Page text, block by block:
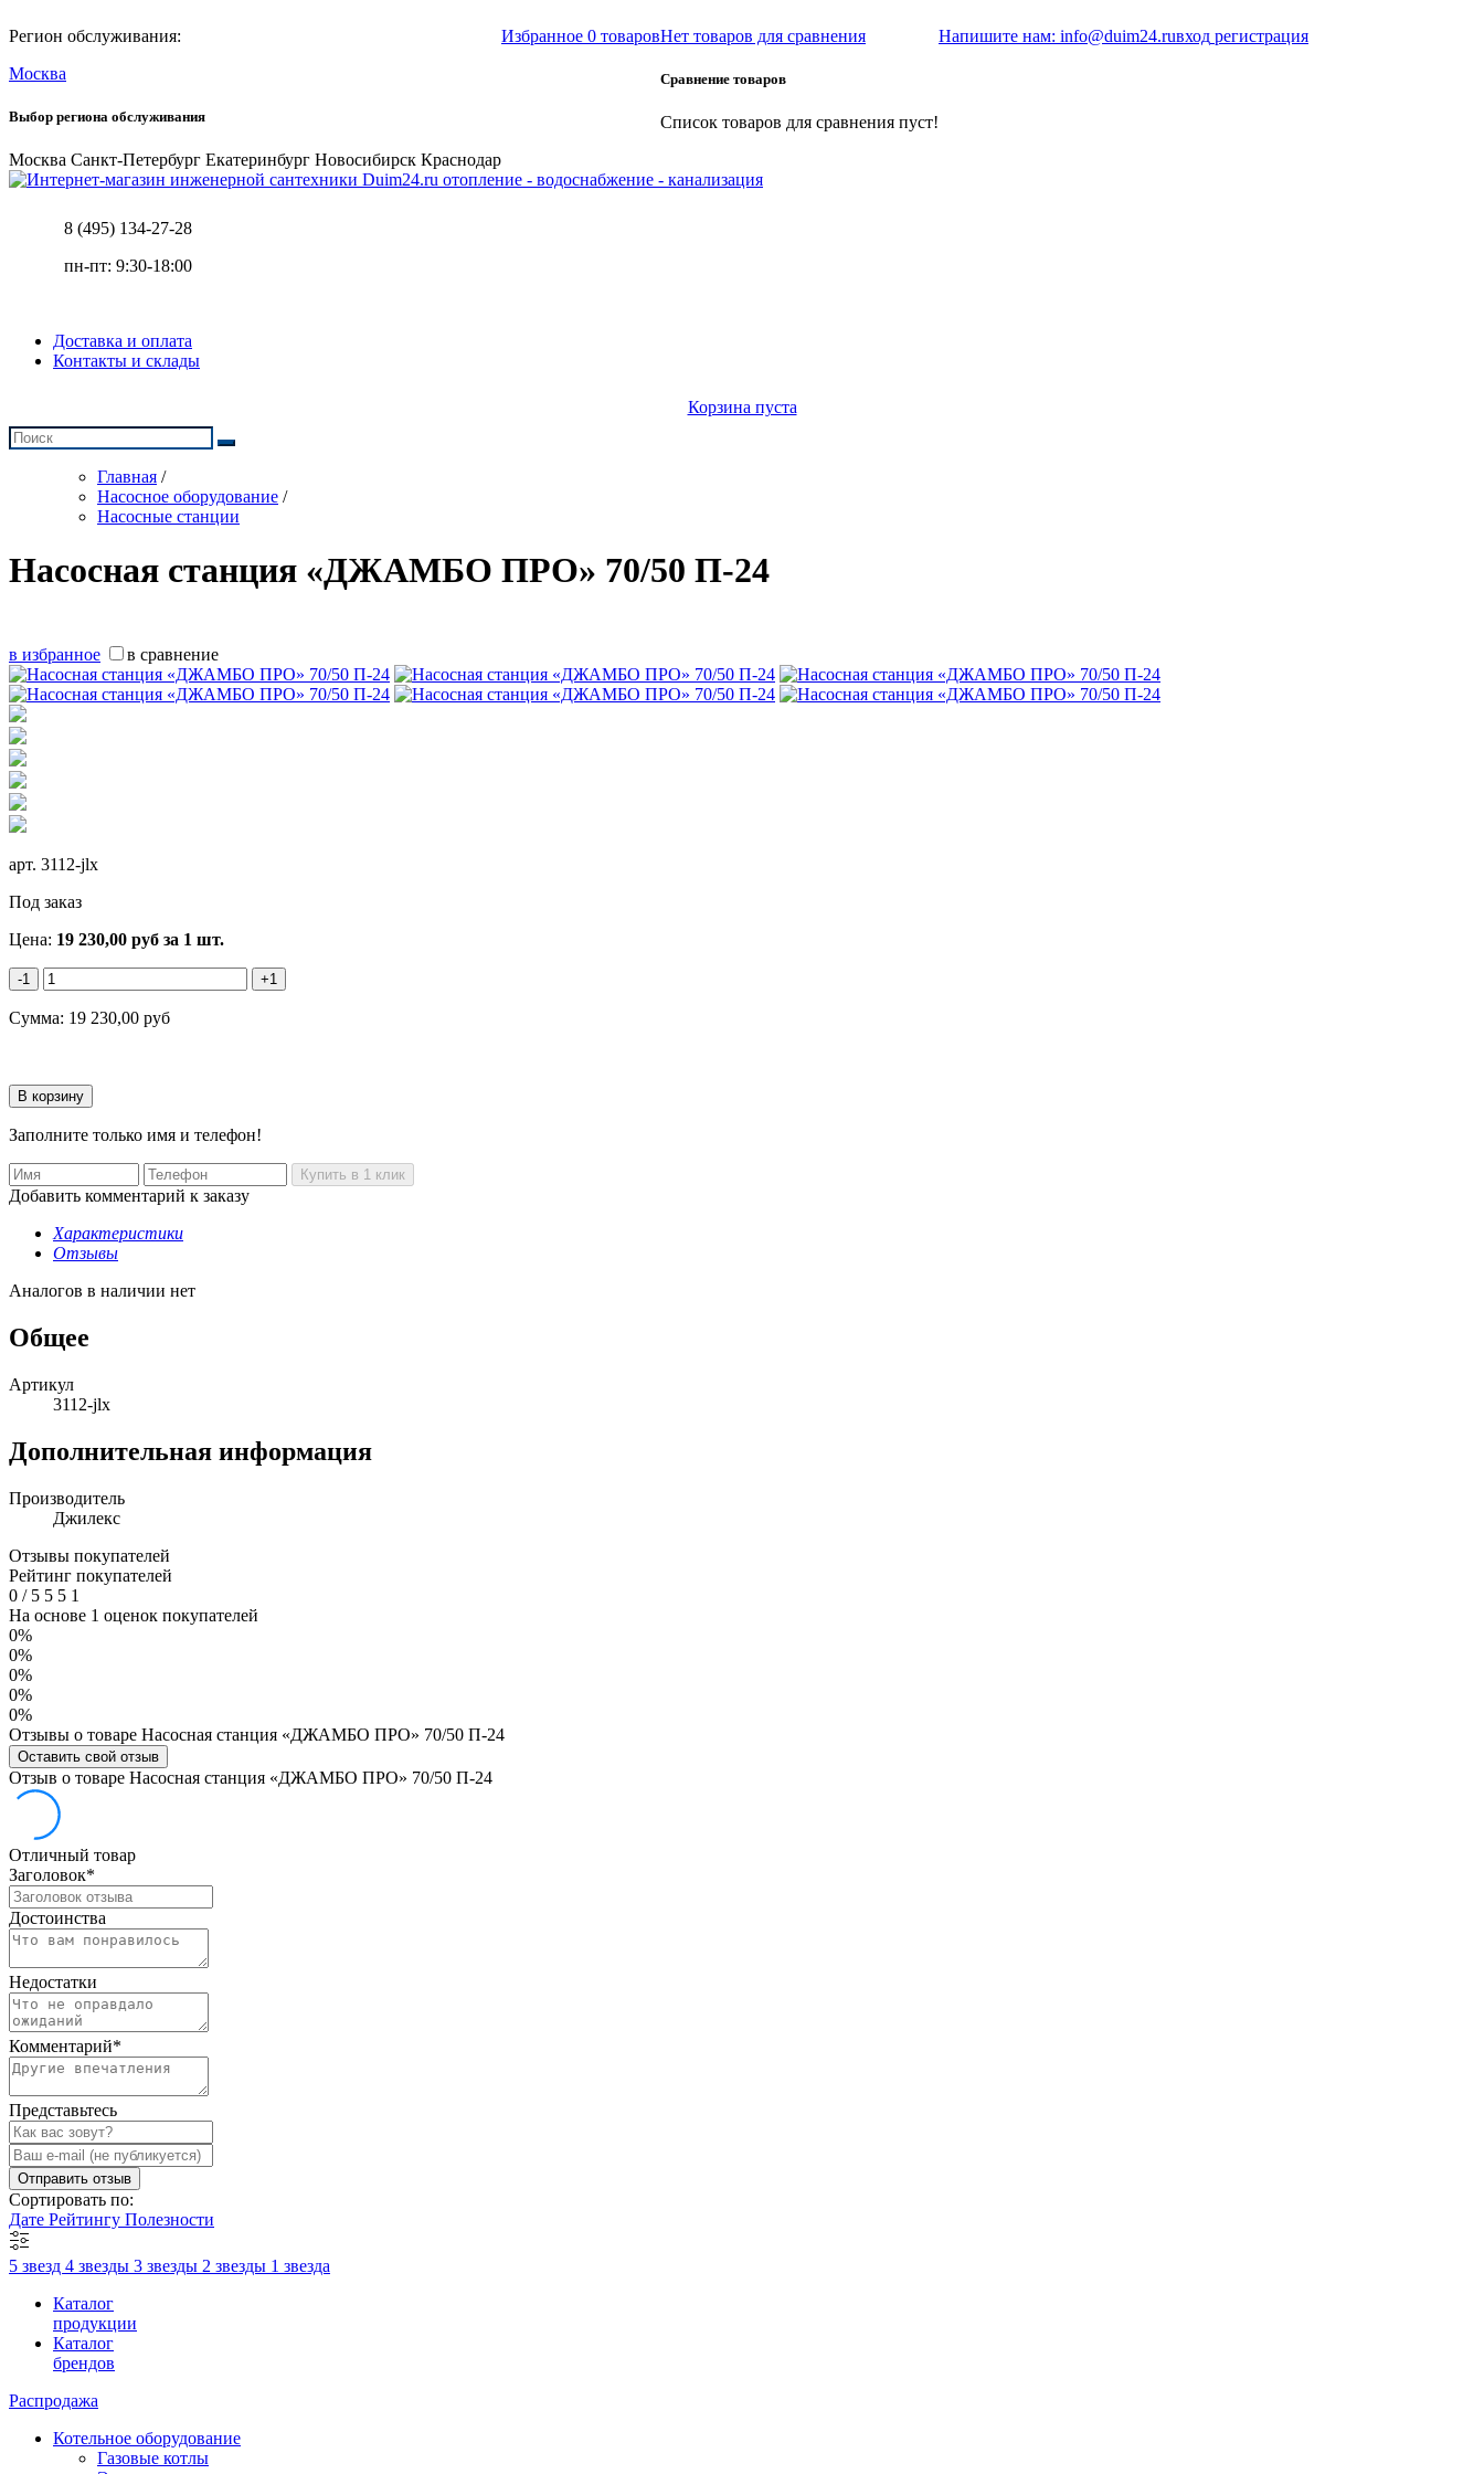
Регион обслуживания:
Москва
Выбор региона обслуживания
Москва Санкт-Петербург Екатеринбург Новосибирск Краснодар
Избранное 0 товаровНет товаров для сравнения
Сравнение товаров
Список товаров для сравнения пуст!
Напишите нам: info@duim24.ruвход регистрация
отопление - водоснабжение - канализация
8 (495) 134-27-28
пн-пт: 9:30-18:00
Доставка и оплата
Контакты и склады
Корзина пуста
Главная /
Насосное оборудование /
Насосные станции
Насосная станция «ДЖАМБО ПРО» 70/50 П-24
в избранное в сравнение
арт. 3112-jlx
Под заказ
Цена: 19 230,00 руб за 1 шт.
-1 +1
Сумма: 19 230,00 руб
Заполните только имя и телефон!
Добавить комментарий к заказу
Характеристики
Отзывы
Аналогов в наличии нет
Общее
Артикул
3112-jlx
Дополнительная информация
Производитель
Джилекс
Отзывы покупателей
Рейтинг покупателей
0 /5 5 5 1
На основе 1 оценок покупателей
0%
0%
0%
0%
0%
Отзывы о товаре Насосная станция «ДЖАМБО ПРО» 70/50 П-24
Оставить свой отзыв
Отзыв о товаре Насосная станция «ДЖАМБО ПРО» 70/50 П-24
Отличный товар
Заголовок*
Достоинства
Недостатки
Комментарий*
Представьтесь
Отправить отзыв
Сортировать по:
Дате Рейтингу Полезности
5 звезд 4 звезды 3 звезды 2 звезды 1 звезда
Каталог
продукции
Каталог
брендов
Распродажа
Котельное оборудование
Газовые котлы